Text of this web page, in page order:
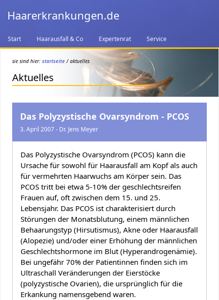
Haarerkrankungen.de
Start Haarausfall & Co Expertenrat Service
sie sind hier: startseite/ aktuelles
Aktuelles
Das Polyzystische Ovarsyndrom - PCOS
3. April 2007 - Dr. Jens Meyer
Das Polyzystische Ovarsyndrom (PCOS) kann die
Ursache für sowohl für Haarausfall am Kopf als auch
für vermehrten Haarwuchs am Körper sein. Das
PCOS tritt bei etwa 5-10% der geschlechtsreifen
Frauen auf, oft zwischen dem 15. und 25.
Lebensjahr. Das PCOS ist charakterisiert durch
Störungen der Monatsblutung, einem männlichen
Behaarungstyp (Hirsutismus), Akne oder Haarausfall
(Alopezie) und/oder einer Erhöhung der männlichen
Geschlechtshormone im Blut (Hyperandrogenämie).
Bei ungefähr 70% der Patientinnen finden sich im
Ultraschall Veränderungen der Eierstöcke
(polyzystische Ovarien), die ursprünglich für die
Erkankung namensgebend waren.